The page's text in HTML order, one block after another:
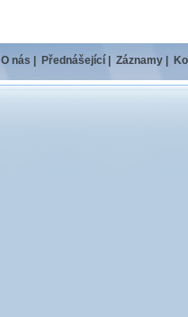
O nás Přednášející Záznamy